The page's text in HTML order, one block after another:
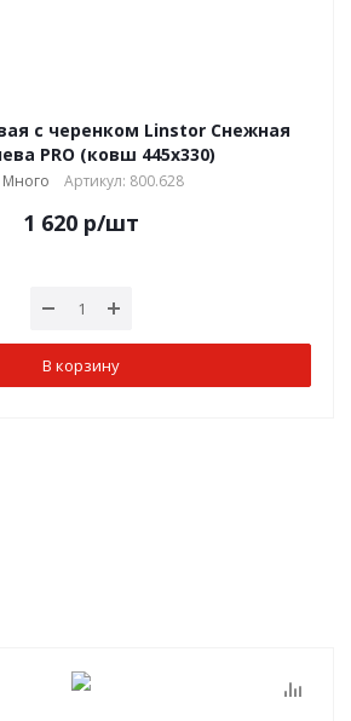
с черенком Linstor Снежная
PRO (ковш 445х330)
Много Артикул: 800.628
1 620 р/шт
В корзину